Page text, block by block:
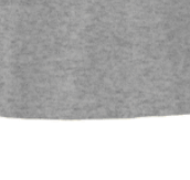
Tshirt Cafe race Motorcycle
14,00 €